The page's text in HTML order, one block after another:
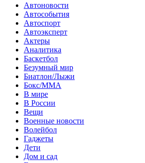
Автоновости
Автособытия
Автоспорт
Автоэксперт
Актеры
Аналитика
Баскетбол
Безумный мир
Биатлон/Лыжи
Бокс/MMA
В мире
В России
Вещи
Военные новости
Волейбол
Гаджеты
Дети
Дом и сад